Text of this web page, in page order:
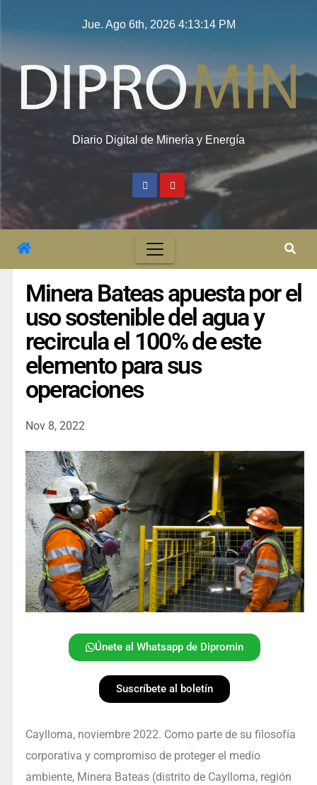
Jue. Ago 6th, 2026 4:13:15 PM
Diario Digital de Minería y Energía
Minera Bateas apuesta por el
uso sostenible del agua y
recircula el 100% de este
elemento para sus
operaciones
Nov 8, 2022
Únete al Whatsapp de Dipromin
Suscríbete al boletín
Caylloma, noviembre 2022. Como parte de su filosofía
corporativa y compromiso de proteger el medio
ambiente, Minera Bateas (distrito de Caylloma, región